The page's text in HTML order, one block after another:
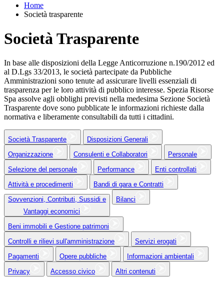
Home
Società trasparente
Società Trasparente
In base alle disposizioni della Legge Anticorruzione n.190/2012 ed
al D.Lgs 33/2013, le società partecipate da Pubbliche
Amministrazioni sono tenute ad assicurare livelli essenziali di
trasparenza per le loro attività di pubblico interesse. Spezia Risorse
Spa assolve agli obblighi previsti nella medesima Sezione Società
Trasparente dove sono pubblicate le informazioni richieste dalla
normativa e liberamente consultabili da tutti i cittadini.
Società Trasparente
Disposizioni Generali
Organizzazione
Consulenti e Collaboratori
Personale
Selezione del personale
Performance
Enti controllati
Attività e procedimenti
Bandi di gara e Contratti
Sovvenzioni, Contributi, Sussidi e
Vantaggi economici
Bilanci
Beni immobili e Gestione patrimoni
Controlli e rilievi sull'amministrazione
Servizi erogati
Pagamenti
Opere pubbliche
Informazioni ambientali
Privacy
Accesso civico Altri contenuti